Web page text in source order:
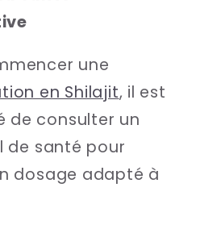
une
en Shilajit, il est
de consulter un
de santé pour
dosage adapté à